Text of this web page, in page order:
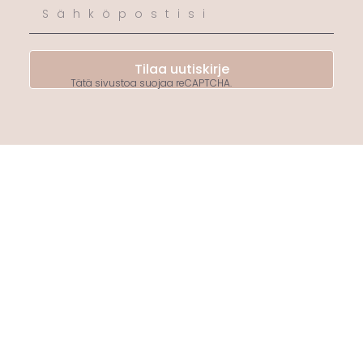
Tilaa uutiskirje
Tätä sivustoa suojaa reCAPTCHA.